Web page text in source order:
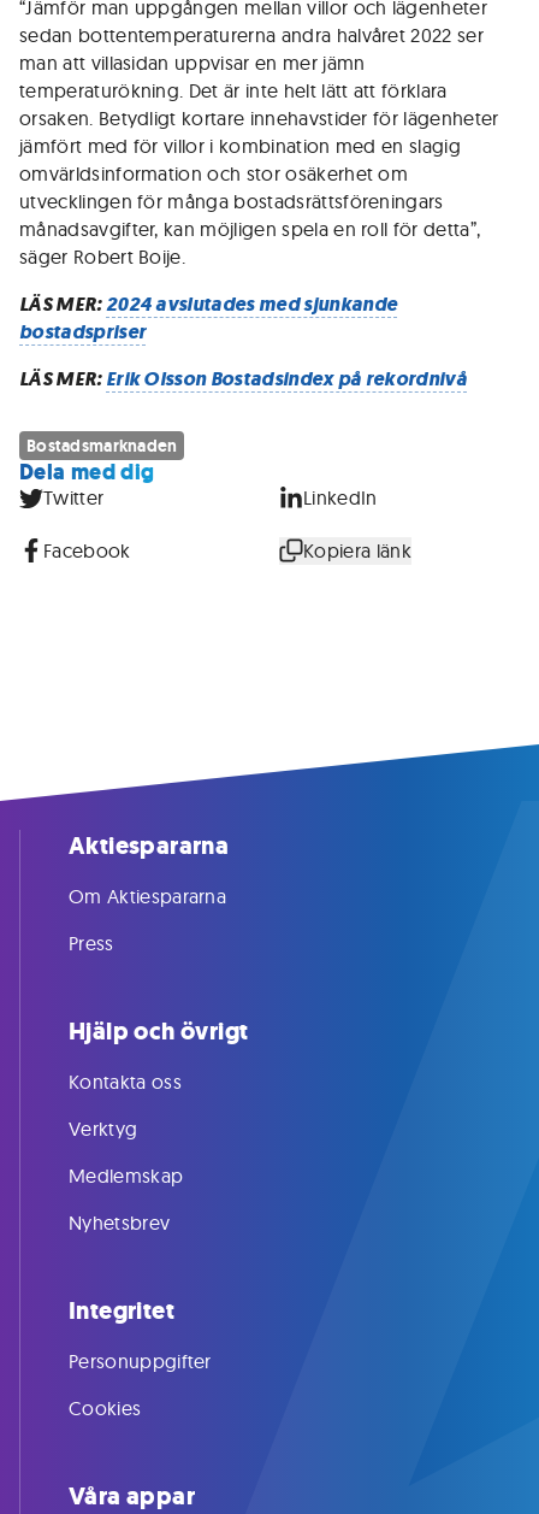
“Jämför man uppgången mellan villor och lägenheter
sedan bottentemperaturerna andra halvåret 2022 ser
man att villasidan uppvisar en mer jämn
temperaturökning. Det är inte helt lätt att förklara
orsaken. Betydligt kortare innehavstider för lägenheter
jämfört med för villor i kombination med en slagig
omvärldsinformation och stor osäkerhet om
utvecklingen för många bostadsrättsföreningars
månadsavgifter, kan möjligen spela en roll för detta”,
säger Robert Boije.
LÄS MER:2024 avslutades med sjunkande
bostadspriser
LÄS MER:Erik Olsson Bostadsindex på rekordnivå
Bostadsmarknaden
Dela med dig
Twitter LinkedIn
Facebook Kopiera länk
Aktiespararna
Om Aktiespararna
Press
Hjälp och övrigt
Kontakta oss
Verktyg
Medlemskap
Nyhetsbrev
Integritet
Personuppgifter
Cookies
Våra appar